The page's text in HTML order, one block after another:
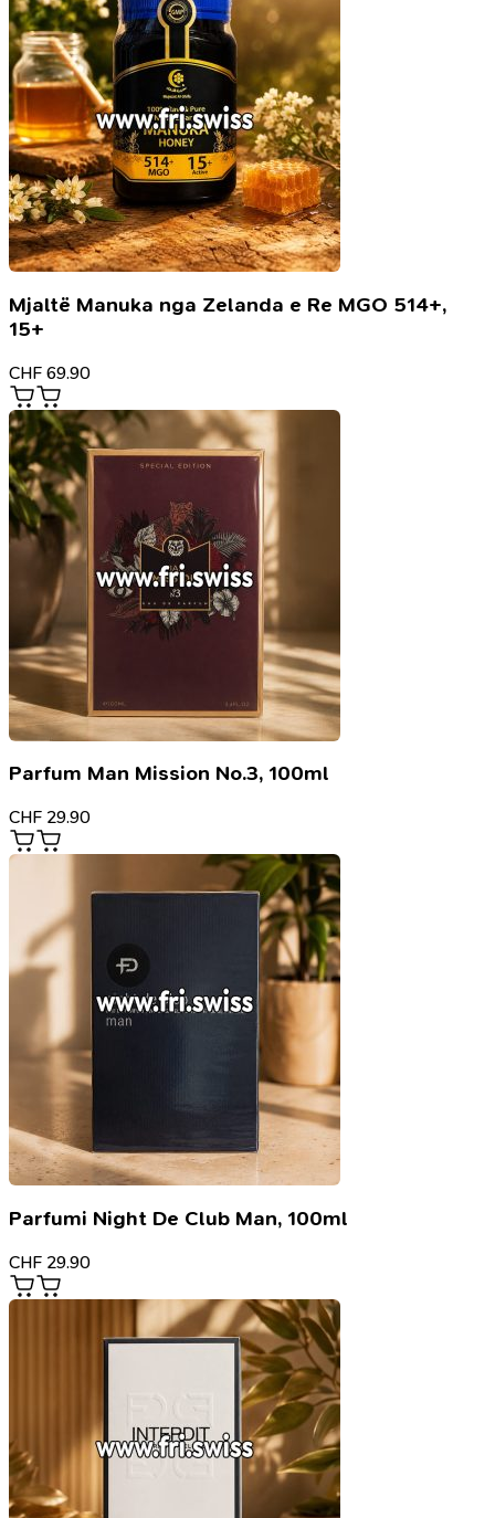
Mjaltë Manuka nga Zelanda e Re MGO 514+,
15+
CHF 69.90
Parfum Man Mission No.3, 100ml
CHF 29.90
Parfumi Night De Club Man, 100ml
CHF 29.90